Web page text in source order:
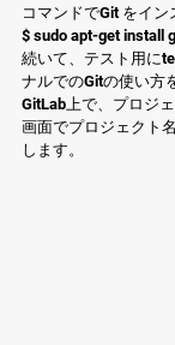
コマンドでGit をイン
$ sudo apt-get install
続いて、テスト用に
ナルでのGitの使い方
GitLab上で、プロジ
画面でプロジェクト
します。